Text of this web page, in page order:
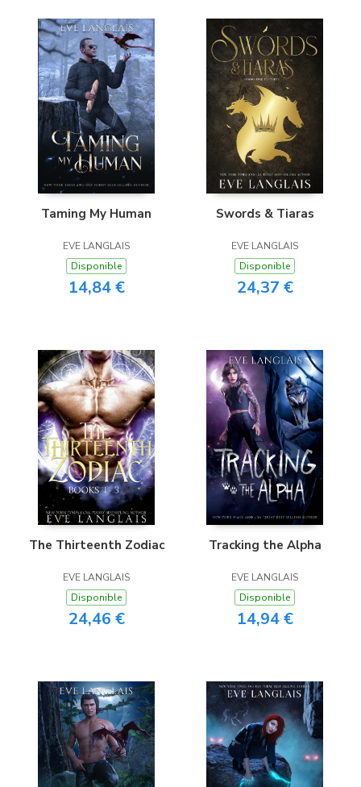
Taming My Human
EVE LANGLAIS
Disponible
14,84 €
Swords & Tiaras
EVE LANGLAIS
Disponible
24,37 €
The Thirteenth Zodiac
EVE LANGLAIS
Disponible
24,46 €
Tracking the Alpha
EVE LANGLAIS
Disponible
14,94 €